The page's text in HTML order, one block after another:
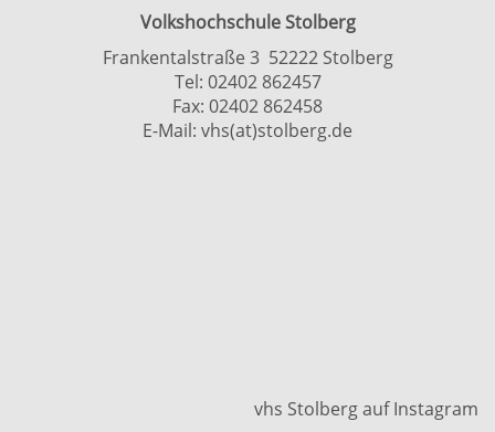
Volkshochschule Stolberg
Frankentalstraße 3 52222 Stolberg
Tel: 02402 862457
Fax: 02402 862458
E-Mail: vhs(at)stolberg.de
vhs Stolberg auf Instagram